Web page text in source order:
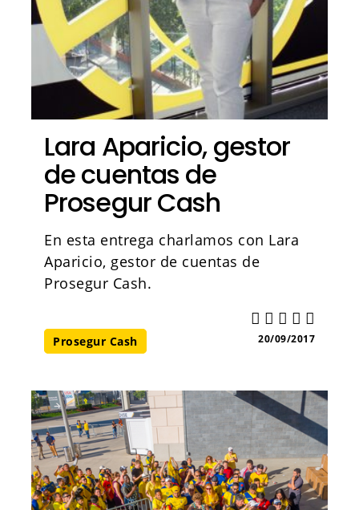
Lara Aparicio, gestor
de cuentas de
Prosegur Cash
En esta entrega charlamos con Lara
Aparicio, gestor de cuentas de
Prosegur Cash.
Prosegur Cash 20/09/2017